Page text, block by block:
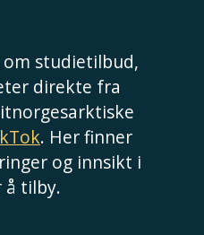
studietilbud,
direkte fra
. Her finner
og innsikt i
å tilby.